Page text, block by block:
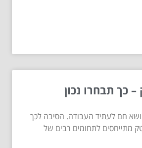
– כך תבחרו נכון
חם לעתיד העבודה. הסיבה לכך
מתייחסים לתחומים רבים של